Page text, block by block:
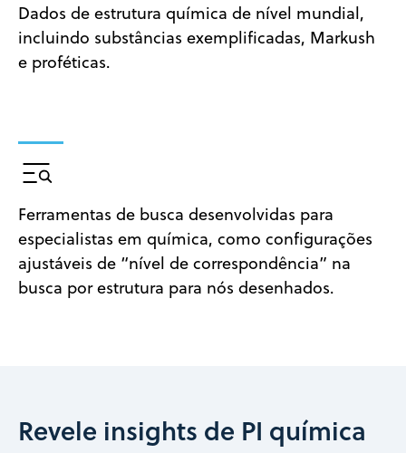
Dados de estrutura química de nível mundial,
incluindo substâncias exemplificadas, Markush
e proféticas.
Ferramentas de busca desenvolvidas para
especialistas em química, como configurações
ajustáveis de “nível de correspondência” na
busca por estrutura para nós desenhados.
Revele insights de PI química